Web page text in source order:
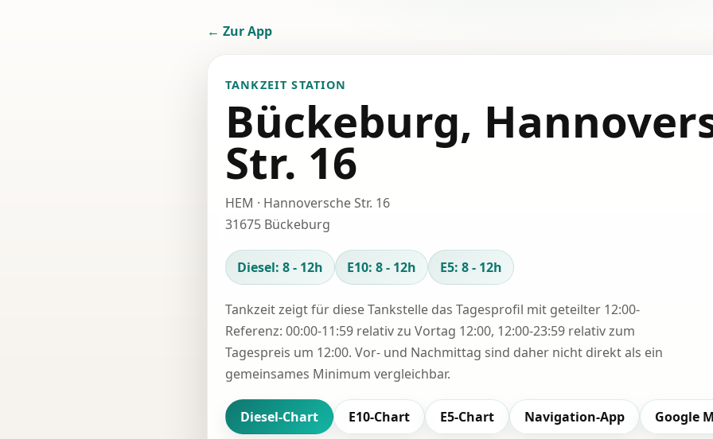
← Zur App
TANKZEIT STATION
Bückeburg,
Str. 16
HEM · Hannoversche Str. 16
31675 Bückeburg
Diesel: 8 - 12h E10: 8 - 12h E5: 8 - 12h
Tankzeit zeigt für diese Tankstelle das Tagesprofil mit geteilter 12:00-
Referenz: 00:00-11:59 relativ zu Vortag 12:00, 12:00-23:59 relativ zum
Tagespreis um 12:00. Vor- und Nachmittag sind daher nicht direkt als ein
gemeinsames Minimum vergleichbar.
Diesel-Chart E10-Chart E5-Chart Navigation-App Google